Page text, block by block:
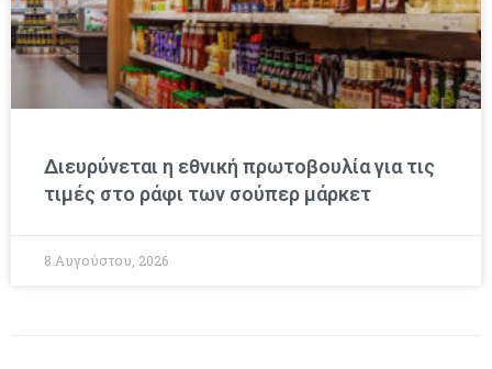
Διευρύνεται η εθνική πρωτοβουλία για τις
τιμές στο ράφι των σούπερ μάρκετ
8 Αυγούστου, 2026